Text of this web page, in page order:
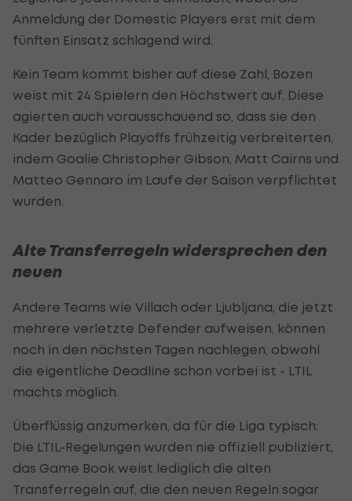
Anmeldung der Domestic Players erst mit dem
fünften Einsatz schlagend wird.
Kein Team kommt bisher auf diese Zahl, Bozen
weist mit 24 Spielern den Höchstwert auf. Diese
agierten auch vorausschauend so, dass sie den
Kader bezüglich Playoffs frühzeitig verbreiterten,
indem Goalie Christopher Gibson, Matt Cairns und
Matteo Gennaro im Laufe der Saison verpflichtet
wurden.
Alte Transferregeln widersprechen den
neuen
Andere Teams wie Villach oder Ljubljana, die jetzt
mehrere verletzte Defender aufweisen, können
noch in den nächsten Tagen nachlegen, obwohl
die eigentliche Deadline schon vorbei ist - LTIL
machts möglich.
Überflüssig anzumerken, da für die Liga typisch:
Die LTIL-Regelungen wurden nie offiziell publiziert,
das Game Book weist lediglich die alten
Transferregeln auf, die den neuen Regeln sogar